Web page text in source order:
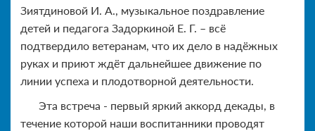
Зиятдиновой И. А., музыкальное поздравление
детей и педагога Задоркиной Е. Г. – всё
подтвердило ветеранам, что их дело в надёжных
руках и приют ждёт дальнейшее движение по
линии успеха и плодотворной деятельности.
Эта встреча - первый яркий аккорд декады, в
течение которой наши воспитанники проводят